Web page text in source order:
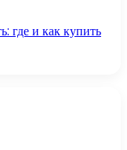
где и как купить